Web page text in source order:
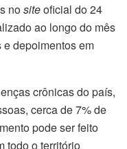
nositeoficial do 24
ao longo do mês
depoimentos em
crônicas do país,
cerca de 7% de
pode ser feito
todo o território